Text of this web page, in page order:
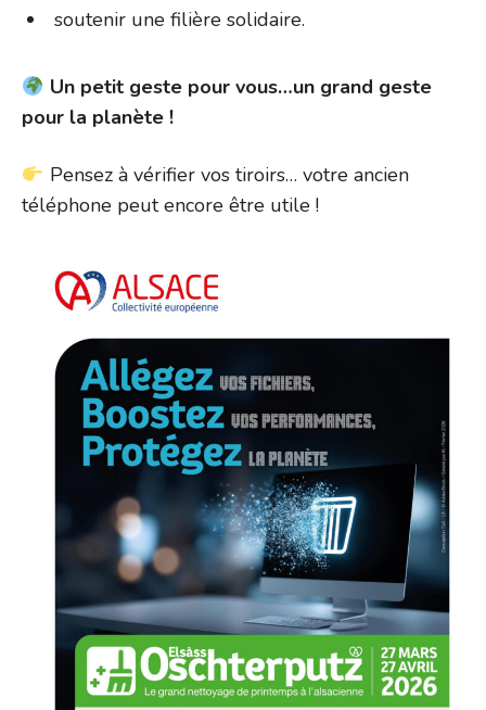
soutenir une filière solidaire.
Un petit geste pour vous…un grand geste
pour la planète !
Pensez à vérifier vos tiroirs… votre ancien
téléphone peut encore être utile !